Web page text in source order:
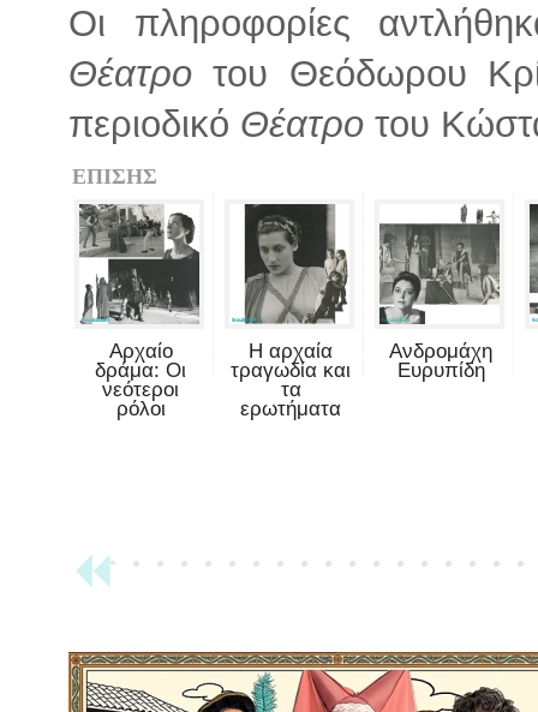
Οι πληροφορίες
Θέατροτου Θεόδωρου
περιοδικό Θέατρο του
ΕΠΙΣΗΣ
Αρχαίο
δράμα: Οι
νεότεροι
ρόλοι
Η αρχαία
τραγωδία και
τα
ερωτήματα
Ανδρομάχη
Ευρυπίδη